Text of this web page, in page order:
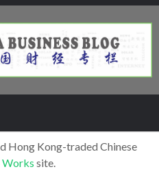
Hong Kong-traded Chinese
Works site.